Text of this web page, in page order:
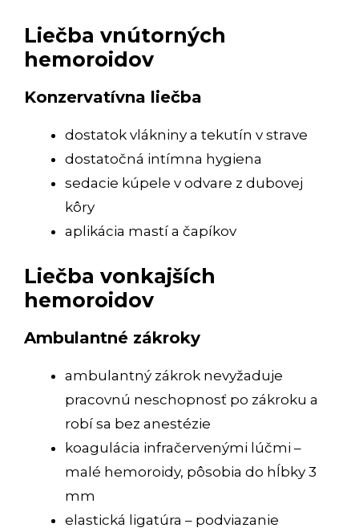
Liečba vnútorných
hemoroidov
Konzervatívna liečba
dostatok vlákniny a tekutín v strave
dostatočná intímna hygiena
sedacie kúpele v odvare z dubovej
kôry
aplikácia mastí a čapíkov
Liečba vonkajších
hemoroidov
Ambulantné zákroky
ambulantný zákrok nevyžaduje
pracovnú neschopnosť po zákroku a
robí sa bez anestézie
koagulácia infračervenými lúčmi –
malé hemoroidy, pôsobia do hĺbky 3
mm
elastická ligatúra – podviazanie